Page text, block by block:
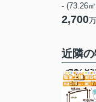
- (73.26
2,700
近隣